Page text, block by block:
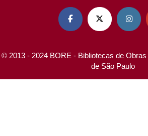
  
© 2013 - 2024 BORE - Bibliotecas de
de São Paulo